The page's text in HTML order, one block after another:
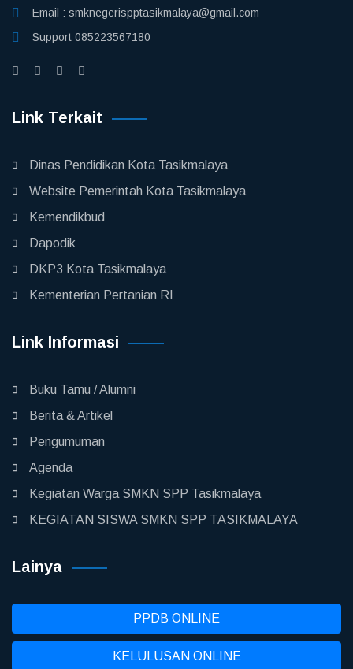
Email : smknegerispptasikmalaya@gmail.com
Support 085223567180
Link Terkait
Dinas Pendidikan Kota Tasikmalaya
Website Pemerintah Kota Tasikmalaya
Kemendikbud
Dapodik
DKP3 Kota Tasikmalaya
Kementerian Pertanian RI
Link Informasi
Buku Tamu / Alumni
Berita & Artikel
Pengumuman
Agenda
Kegiatan Warga SMKN SPP Tasikmalaya
KEGIATAN SISWA SMKN SPP TASIKMALAYA
Lainya
PPDB ONLINE
KELULUSAN ONLINE